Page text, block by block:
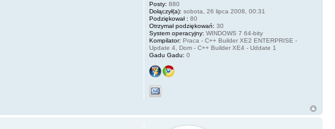
Posty: 880
Dołączył(a): sobota, 26 lipca 2008, 00:31
Podziękował : 80
Otrzymał podziękowań: 30
System operacyjny: WINDOWS 7 64-bity
Kompilator: Praca - C++ Builder XE2 ENTERPRISE -
Update 4, Dom - C++ Builder XE4 - Uddate 1
Gadu Gadu: 0